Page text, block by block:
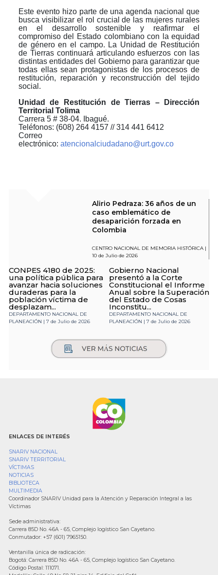
Este evento hizo parte de una agenda nacional que
busca visibilizar el rol crucial de las mujeres rurales
en el desarrollo sostenible y reafirmar el
compromiso del Estado colombiano con la equidad
de género en el campo. La Unidad de Restitución
de Tierras continuará articulando esfuerzos con las
distintas entidades del Gobierno para garantizar que
todas ellas sean protagonistas de los procesos de
restitución, reparación y reconstrucción del tejido
social.
Unidad de Restitución de Tierras – Dirección
Territorial Tolima
Carrera 5 # 38-04. Ibagué.
Teléfonos: (608) 264 4157 // 314 441 6412
Correo
electrónico: atencionalciudadano@urt.gov.co
Alirio Pedraza: 36 años de un
caso emblemático de
desaparición forzada en
Colombia
CENTRO NACIONAL DE MEMORIA HISTÓRICA |
10 de Julio de 2026
CONPES 4180 de 2025:
una política pública para
avanzar hacia soluciones
duraderas para la
población víctima de
desplazam...
DEPARTAMENTO NACIONAL DE
PLANEACIÓN | 7 de Julio de 2026
Gobierno Nacional
presentó a la Corte
Constitucional el Informe
Anual sobre la Superación
del Estado de Cosas
Inconstitu...
DEPARTAMENTO NACIONAL DE
PLANEACIÓN | 7 de Julio de 2026
ENLACES DE INTERÉS
SNARIV NACIONAL
SNARIV TERRITORIAL
VÍCTIMAS
NOTICIAS
BIBLIOTECA
MULTIMEDIA
Coordinador SNARIV Unidad para la Atención y Reparación Integral a las
Víctimas
Sede administrativa:
Carrera 85D No. 46A - 65, Complejo logístico San Cayetano.
Conmutador: +57 (601) 7965150.
Ventanilla única de radicación:
Bogotá: Carrera 85D No. 46A - 65, Complejo logístico San Cayetano.
Código Postal: 111071.